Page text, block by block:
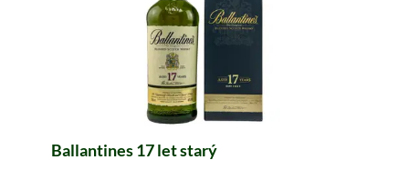
Ballantines 17 let starý